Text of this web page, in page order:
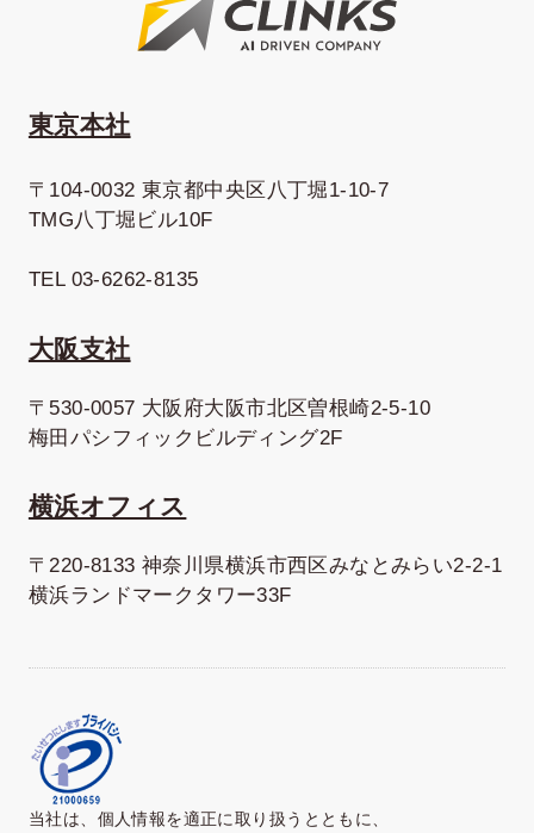
東京本社
〒104-0032 東京都中央区八丁堀1-10-7
TMG八丁堀ビル10F
TEL 03-6262-8135
大阪支社
〒530-0057 大阪府大阪市北区曽根崎2-5-10
梅田パシフィックビルディング2F
横浜オフィス
〒220-8133 神奈川県横浜市西区みなとみらい2-2-1
横浜ランドマークタワー33F
当社は、個人情報を適正に取り扱うとともに、